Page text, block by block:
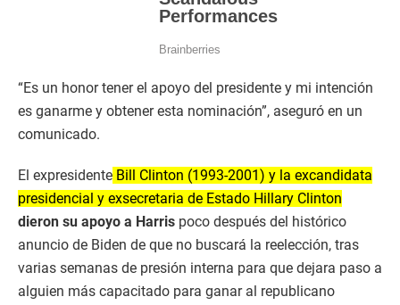
“Es un honor tener el apoyo del presidente y mi intención
es ganarme y obtener esta nominación”, aseguró en un
comunicado.
El expresidente Bill Clinton (1993-2001) y la excandidata
presidencial y exsecretaria de Estado Hillary Clinton
dieron su apoyo a Harris poco después del histórico
anuncio de Biden de que no buscará la reelección, tras
varias semanas de presión interna para que dejara paso a
alguien más capacitado para ganar al republicano